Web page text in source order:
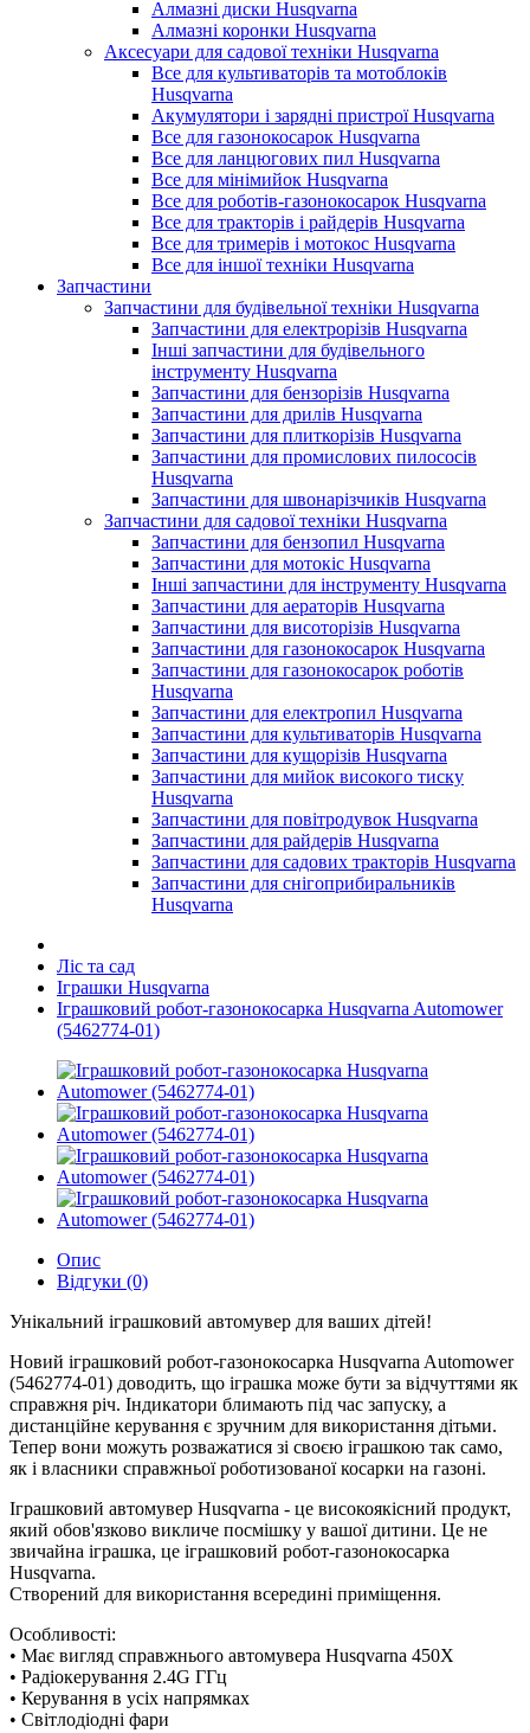
Алмазні диски Husqvarna
Алмазні коронки Husqvarna
Аксесуари для садової техніки Husqvarna
Все для культиваторів та мотоблоків
Husqvarna
Акумулятори і зарядні пристрої Husqvarna
Все для газонокосарок Husqvarna
Все для ланцюгових пил Husqvarna
Все для мінімийок Husqvarna
Все для роботів-газонокосарок Husqvarna
Все для тракторів і райдерів Husqvarna
Все для тримерів і мотокос Husqvarna
Все для іншої техніки Husqvarna
Запчастини
Запчастини для будівельної техніки Husqvarna
Запчастини для електрорізів Husqvarna
Інші запчастини для будівельного
інструменту Husqvarna
Запчастини для бензорізів Husqvarna
Запчастини для дрилів Husqvarna
Запчастини для плиткорізів Husqvarna
Запчастини для промислових пилососів
Husqvarna
Запчастини для швонарізчиків Husqvarna
Запчастини для садової техніки Husqvarna
Запчастини для бензопил Husqvarna
Запчастини для мотокіс Husqvarna
Інші запчастини для інструменту Husqvarna
Запчастини для аераторів Husqvarna
Запчастини для висоторізів Husqvarna
Запчастини для газонокосарок Husqvarna
Запчастини для газонокосарок роботів
Husqvarna
Запчастини для електропил Husqvarna
Запчастини для культиваторів Husqvarna
Запчастини для кущорізів Husqvarna
Запчастини для мийок високого тиску
Husqvarna
Запчастини для повітродувок Husqvarna
Запчастини для райдерів Husqvarna
Запчастини для садових тракторів Husqvarna
Запчастини для снігоприбиральників
Husqvarna
Ліс та сад
Іграшки Husqvarna
Іграшковий робот-газонокосарка Husqvarna Automower
(5462774-01)
Опис
Відгуки (0)
Унікальний іграшковий автомувер для ваших дітей!
Новий іграшковий робот-газонокосарка Husqvarna Automower
(5462774-01) доводить, що іграшка може бути за відчуттями як
справжня річ. Індикатори блимають під час запуску, а
дистанційне керування є зручним для використання дітьми.
Тепер вони можуть розважатися зі своєю іграшкою так само,
як і власники справжньої роботизованої косарки на газоні.
Іграшковий автомувер Husqvarna - це високоякісний продукт,
який обов'язково викличе посмішку у вашої дитини. Це не
звичайна іграшка, це іграшковий робот-газонокосарка
Husqvarna.
Створений для використання всередині приміщення.
Особливості:
• Має вигляд справжнього автомувера Husqvarna 450X
• Радіокерування 2.4G ГГц
• Керування в усіх напрямках
• Світлодіодні фари